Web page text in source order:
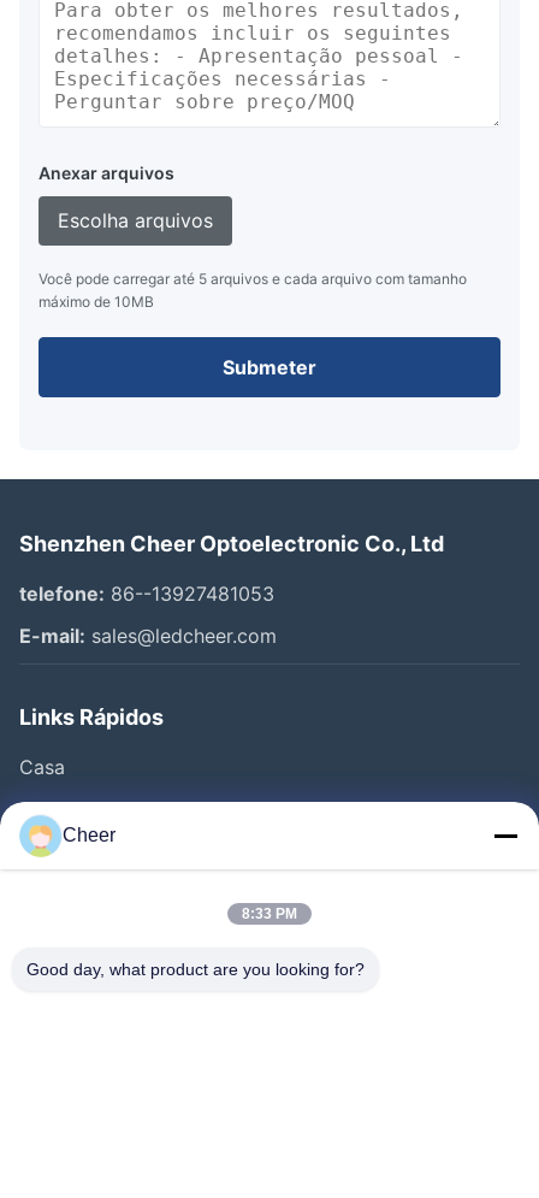
Anexar arquivos
Escolha arquivos
Você pode carregar até 5 arquivos e cada arquivo com tamanho
máximo de 10MB
Submeter
Shenzhen Cheer Optoelectronic Co., Ltd
telefone: 86--13927481053
E-mail: sales@ledcheer.com
Links Rápidos
Casa
Produtos
Quem Somos
Fale Conosco
Cheer
8:33 PM
Good day, what product are you looking for?